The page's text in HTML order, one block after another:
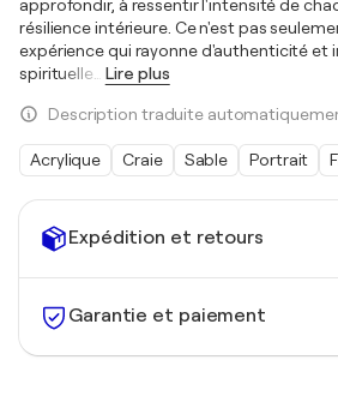
Expédition et retours
Garantie et paiement
approfondir, à ressentir l'intensité de
résilience intérieure. Ce n'est pas
expérience qui rayonne d'authenticité et
spirituelle
Lire plus
Description traduite
Acrylique Craie Sable Portrait